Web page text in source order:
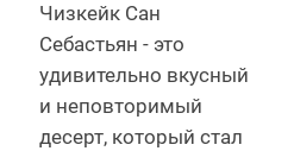
Чизкейк Сан
Себастьян - это
удивительно вкусный
и неповторимый
десерт, который стал